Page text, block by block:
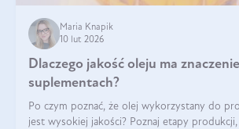
Maria Knapik
10 lut 2026
Dlaczego jakość oleju ma
suplementach?
Po czym poznać, że olej wykorzystany do
jest wysokiej jakości? Poznaj etapy